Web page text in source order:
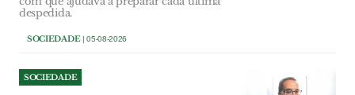
despedida.
SOCIEDADE| 05-08-2026
SOCIEDADE